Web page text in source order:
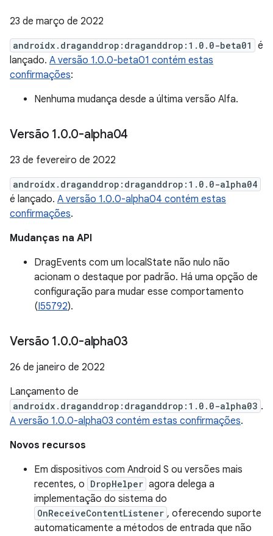
23 de março de 2022
androidx.draganddrop:draganddrop:1.0.0-beta01
é
lançado. A versão 1.0.0-beta01 contém estas
confirmações:
Nenhuma mudança desde a última versão Alfa.
Versão 1.0.0-alpha04
23 de fevereiro de 2022
androidx.draganddrop:draganddrop:1.0.0-alpha04
é lançado. A versão 1.0.0-alpha04 contém estas
confirmações.
Mudanças na API
DragEvents com um localState não nulo não
acionam o destaque por padrão. Há uma opção de
configuração para mudar esse comportamento
(I55792).
Versão 1.0.0-alpha03
26 de janeiro de 2022
Lançamento de
androidx.draganddrop:draganddrop:1.0.0-alpha03 .
A versão 1.0.0-alpha03 contém estas confirmações.
Novos recursos
Em dispositivos com Android S ou versões mais
recentes, o DropHelper agora delega a
implementação do sistema do
OnReceiveContentListener , oferecendo suporte
automaticamente a métodos de entrada que não